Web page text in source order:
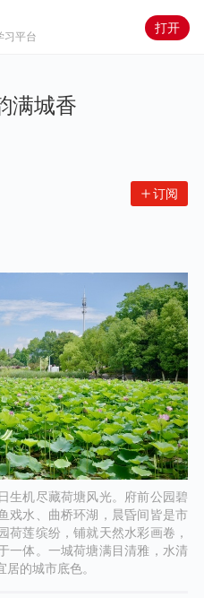
习平台
打开
满城香
订阅
生机尽藏荷塘风光。府前公园碧
戏水、曲桥环湖，晨昏间皆是市
荷莲缤纷，铺就天然水彩画卷，
一体。一城荷塘满目清雅，水清
的城市底色。